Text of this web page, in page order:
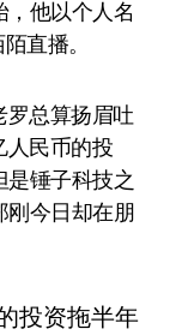
他以个人名
直播。
罗总算扬眉吐
人民币的投
锤子科技之
刚今日却在朋